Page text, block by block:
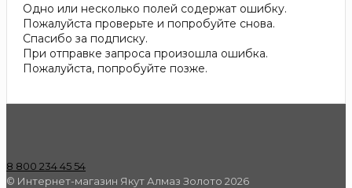
Одно или несколько полей содержат ошибку.
Пожалуйста проверьте и попробуйте снова.
Спасибо за подписку.
При отправке запроса произошла ошибка.
Пожалуйста, попробуйте позже.
8 800 234 45 54
© Интернет-магазин Якут Алмаз Золото 2026